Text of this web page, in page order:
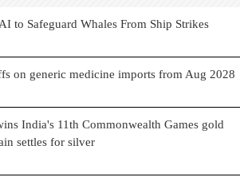
to Safeguard Whales From Ship Strikes
on generic medicine imports from Aug 2028
India's 11th Commonwealth Games gold
settles for silver